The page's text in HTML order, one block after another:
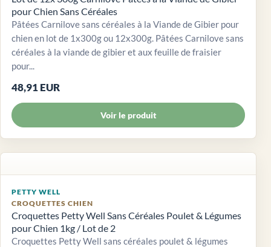
pour Chien Sans Céréales
Pâtées Carnilove sans céréales à la Viande de Gibier pour
chien en lot de 1x300g ou 12x300g. Pâtées Carnilove sans
céréales à la viande de gibier et aux feuille de fraisier
pour...
48,91 EUR
Voir le produit
PETTY WELL
CROQUETTES CHIEN
Croquettes Petty Well Sans Céréales Poulet & Légumes
pour Chien 1kg / Lot de 2
Croquettes Petty Well sans céréales poulet & légumes